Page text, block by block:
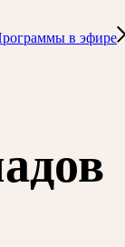
в эфире